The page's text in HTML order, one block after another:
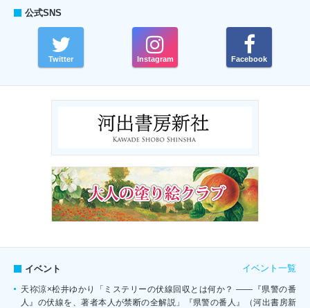
公式SNS
Twitter Instagram Facebook
イベント イベント一覧
天祢涼×松井ゆかり「ミステリーの伏線回収とは何か？ ――『県警の番
人』の伏線を、著者本人が禁断の全解説」『県警の番人』（河出書房新